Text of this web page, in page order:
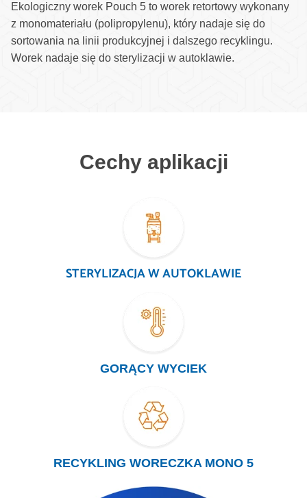
Ekologiczny worek Pouch 5 to worek retortowy wykonany
z monomateriału (polipropylenu), który nadaje się do
sortowania na linii produkcyjnej i dalszego recyklingu.
Worek nadaje się do sterylizacji w autoklawie.
Cechy aplikacji
STERYLIZACJA W AUTOKLAWIE
GORĄCY WYCIEK
RECYKLING WORECZKA MONO 5